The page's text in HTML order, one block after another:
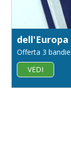
Offerta 3
VEDI